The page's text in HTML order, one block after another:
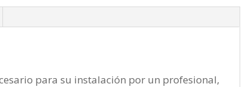
para su instalación por un profesional,